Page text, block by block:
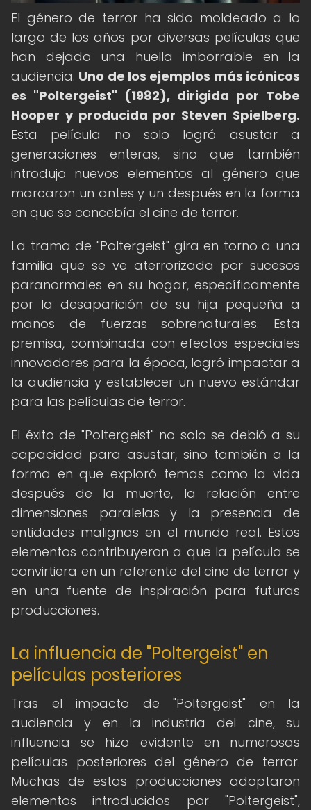
El género de terror ha sido moldeado a lo
largo de los años por diversas películas que
han dejado una huella imborrable en la
audiencia. Uno de los ejemplos más icónicos
es "Poltergeist" (1982), dirigida por Tobe
Hooper y producida por Steven Spielberg.
Esta película no solo logró asustar a
generaciones enteras, sino que también
introdujo nuevos elementos al género que
marcaron un antes y un después en la forma
en que se concebía el cine de terror.
La trama de "Poltergeist" gira en torno a una
familia que se ve aterrorizada por sucesos
paranormales en su hogar, específicamente
por la desaparición de su hija pequeña a
manos de fuerzas sobrenaturales. Esta
premisa, combinada con efectos especiales
innovadores para la época, logró impactar a
la audiencia y establecer un nuevo estándar
para las películas de terror.
El éxito de "Poltergeist" no solo se debió a su
capacidad para asustar, sino también a la
forma en que exploró temas como la vida
después de la muerte, la relación entre
dimensiones paralelas y la presencia de
entidades malignas en el mundo real. Estos
elementos contribuyeron a que la película se
convirtiera en un referente del cine de terror y
en una fuente de inspiración para futuras
producciones.
La influencia de "Poltergeist" en
películas posteriores
Tras el impacto de "Poltergeist" en la
audiencia y en la industria del cine, su
influencia se hizo evidente en numerosas
películas posteriores del género de terror.
Muchas de estas producciones adoptaron
elementos introducidos por "Poltergeist",